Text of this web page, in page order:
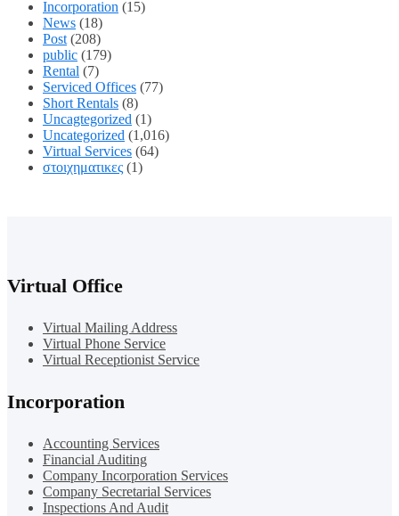
Incorporation (15)
News (18)
Post (208)
public (179)
Rental (7)
Serviced Offices (77)
Short Rentals (8)
Uncagtegorized (1)
Uncategorized (1,016)
Virtual Services (64)
στοιχηματικες (1)
Virtual Office
Virtual Mailing Address
Virtual Phone Service
Virtual Receptionist Service
Incorporation
Accounting Services
Financial Auditing
Company Incorporation Services
Company Secretarial Services
Inspections And Audit